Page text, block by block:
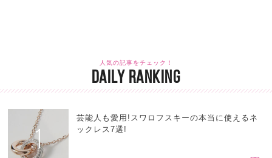
人気の記事をチェック！
DAILY RANKING
1
芸能人も愛用!スワロフスキーの本当に使えるネ
ックレス7選!